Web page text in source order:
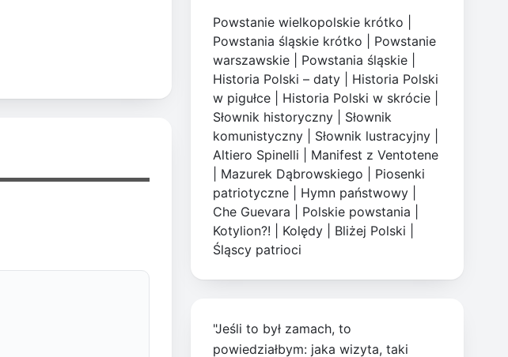
Powstanie wielkopolskie krótko
Powstania śląskie krótko
Powstanie
warszawskie
Powstania śląskie
Historia Polski – daty
Historia Polski
w pigułce
Historia Polski w skrócie
Słownik historyczny
Słownik
komunistyczny
Słownik lustracyjny
Altiero Spinelli
Manifest z Ventotene
Mazurek Dąbrowskiego
Piosenki
patriotyczne
Hymn państwowy
Che Guevara
Polskie powstania
Kotylion?!
Kolędy Bliżej Polski
Śląscy patrioci
"Jeśli to był zamach, to
powiedziałbym: jaka wizyta, taki